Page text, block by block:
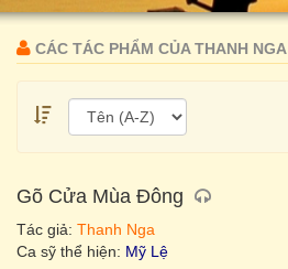
CÁC TÁC PHẨM CỦA THANH NGA
Gõ Cửa Mùa Đông
Tác giả: Thanh Nga
Ca sỹ thể hiện: Mỹ Lệ